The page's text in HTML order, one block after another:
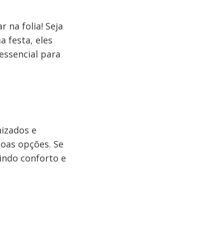
na folia! Seja
festa, eles
para
e
opções. Se
conforto e